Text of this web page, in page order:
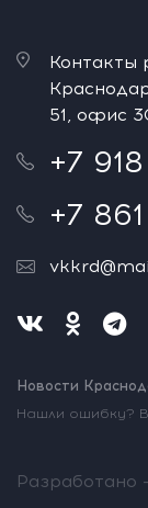
Контакты
51, офис
+7
+7
Новости
Нашли ошибку?
Разработано